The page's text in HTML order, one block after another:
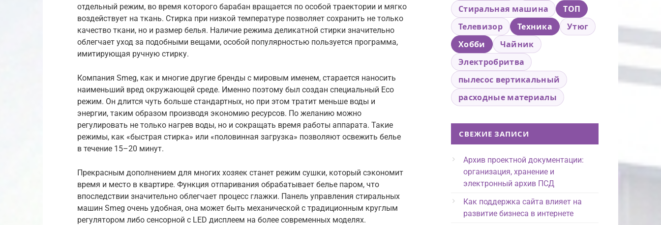
отдельный режим, во время которого барабан вращается по особой траектории и мягко
воздействует на ткань. Стирка при низкой температуре позволяет сохранить не только
качество ткани, но и размер белья. Наличие режима деликатной стирки значительно
облегчает уход за подобными вещами, особой популярностью пользуется программа,
имитирующая ручную стирку.
Компания Smeg, как и многие другие бренды с мировым именем, старается наносить
наименьший вред окружающей среде. Именно поэтому был создан специальный Есо
режим. Он длится чуть больше стандартных, но при этом тратит меньше воды и
энергии, таким образом производя экономию ресурсов. По желанию можно
регулировать не только нагрев воды, но и сокращать время работы аппарата. Такие
режимы, как «быстрая стирка» или «половинная загрузка» позволяют освежить белье
в течение 15–20 минут.
Прекрасным дополнением для многих хозяек станет режим сушки, который сэкономит
время и место в квартире. Функция отпаривания обрабатывает белье паром, что
впоследствии значительно облегчает процесс глажки. Панель управления стиральных
машин Smeg очень удобная, она может быть механической с традиционным круглым
регулятором либо сенсорной с LED дисплеем на более современных моделях.
Стиральная машина
ТОП
Телевизор
Техника
Утюг
Хобби
Чайник
Электробритва
пылесос вертикальный
расходные материалы
СВЕЖИЕ ЗАПИСИ
Архив проектной документации:
организация, хранение и
электронный архив ПСД
Как поддержка сайта влияет на
развитие бизнеса в интернете